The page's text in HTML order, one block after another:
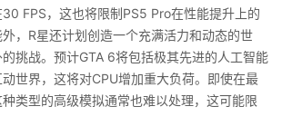
FPS，这也将限制PS5 Pro在性能提升上的
，R星还计划创造一个充满活力和动态的世
挑战。预计GTA 6将包括极其先进的人工智能
世界，这将对CPU增加重大负荷。即使在最
类型的高级模拟通常也难以处理，这可能限